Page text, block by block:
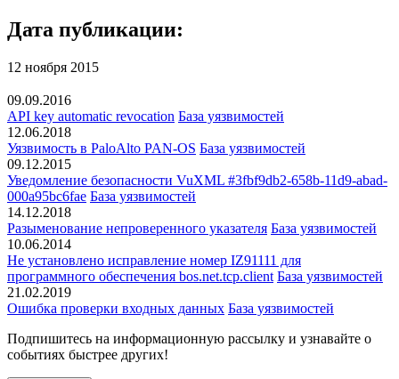
Дата публикации:
12 ноября 2015
09.09.2016
API key automatic revocation База уязвимостей
12.06.2018
Уязвимость в PaloAlto PAN-OS База уязвимостей
09.12.2015
Уведомление безопасности VuXML #3fbf9db2-658b-11d9-abad-
000a95bc6fae База уязвимостей
14.12.2018
Разыменование непроверенного указателя База уязвимостей
10.06.2014
Не установлено исправление номер IZ91111 для
программного обеспечения bos.net.tcp.client База уязвимостей
21.02.2019
Ошибка проверки входных данных База уязвимостей
Подпишитесь на информационную рассылку и узнавайте о
событиях быстрее других!